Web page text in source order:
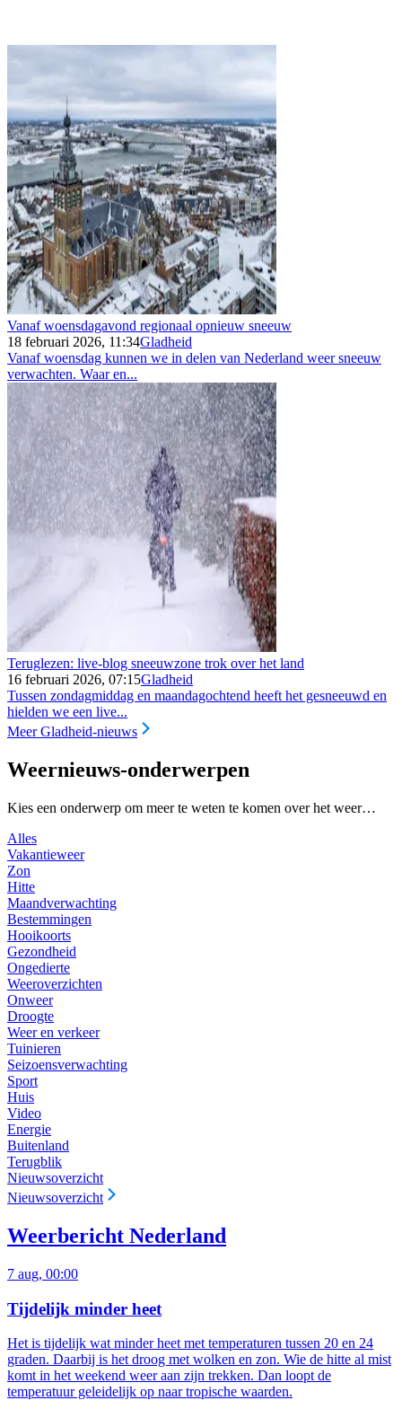
Vanaf woensdagavond regionaal opnieuw sneeuw
18 februari 2026, 11:34Gladheid
Vanaf woensdag kunnen we in delen van Nederland weer sneeuw
verwachten. Waar en...
Teruglezen: live-blog sneeuwzone trok over het land
16 februari 2026, 07:15Gladheid
Tussen zondagmiddag en maandagochtend heeft het gesneeuwd en
hielden we een live...
Meer Gladheid-nieuws
Weernieuws-onderwerpen
Kies een onderwerp om meer te weten te komen over het weer…
Alles
Vakantieweer
Zon
Hitte
Maandverwachting
Bestemmingen
Hooikoorts
Gezondheid
Ongedierte
Weeroverzichten
Onweer
Droogte
Weer en verkeer
Tuinieren
Seizoensverwachting
Sport
Huis
Video
Energie
Buitenland
Terugblik
Nieuwsoverzicht
Nieuwsoverzicht
Weerbericht Nederland
7 aug, 00:00
Tijdelijk minder heet
Het is tijdelijk wat minder heet met temperaturen tussen 20 en 24
graden. Daarbij is het droog met wolken en zon. Wie de hitte al mist
komt in het weekend weer aan zijn trekken. Dan loopt de
temperatuur geleidelijk op naar tropische waarden.